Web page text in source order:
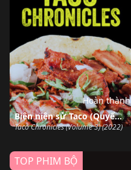
Biên niên sử Taco (Quyển 3)
Taco Chronicles (Volume 3) (2022)
Hoàn thành
TOP PHIM BỘ